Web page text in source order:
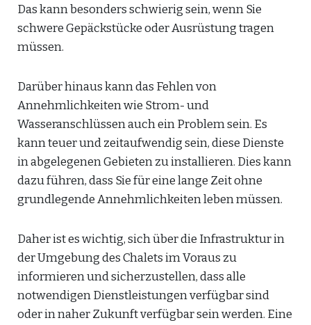
Das kann besonders schwierig sein, wenn Sie
schwere Gepäckstücke oder Ausrüstung tragen
müssen.
Darüber hinaus kann das Fehlen von
Annehmlichkeiten wie Strom- und
Wasseranschlüssen auch ein Problem sein. Es
kann teuer und zeitaufwendig sein, diese Dienste
in abgelegenen Gebieten zu installieren. Dies kann
dazu führen, dass Sie für eine lange Zeit ohne
grundlegende Annehmlichkeiten leben müssen.
Daher ist es wichtig, sich über die Infrastruktur in
der Umgebung des Chalets im Voraus zu
informieren und sicherzustellen, dass alle
notwendigen Dienstleistungen verfügbar sind
oder in naher Zukunft verfügbar sein werden. Eine